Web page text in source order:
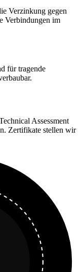
Verzinkung gegen
Verbindungen im
für tragende
Assessment
Zertifikate stellen wir